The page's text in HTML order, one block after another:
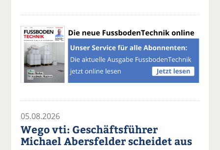
05.08.2026
Wego vti: Geschäftsführer
Michael Abersfelder scheidet aus